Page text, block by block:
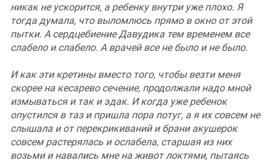
никак не ускорится, а ребенку внутри уже плохо. Я
тогда думала, что выломлюсь прямо в окно от этой
пытки. А сердцебиение Давудика тем временем все
слабело и слабело. А врачей все не было и не было.
И как эти кретины вместо того, чтобы везти меня
скорее на кесарево сечение, продолжали надо мной
измываться и так и эдак. И когда уже ребенок
опустился в таз и пришла пора потуг, а я их совсем не
слышала и от перекрикиваний и брани акушерок
совсем растерялась и ослабела, старшая из них
возьми и навались мне на живот локтями, пытаясь